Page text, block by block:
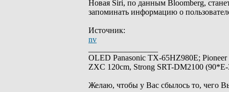
Новая Siri, по данным Bloomberg,
запоминать информацию о
Источник:
nv
OLED Panasonic TX-65HZ980E;
ZXC 120cm, Strong SRT-DM2100
Желаю, чтобы у Вас сбылось то, чего